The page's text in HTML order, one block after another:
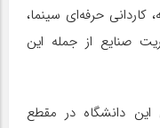
کاردانی حرفه‌ای سینما،
صنایع از جمله این
این دانشگاه در مقطع